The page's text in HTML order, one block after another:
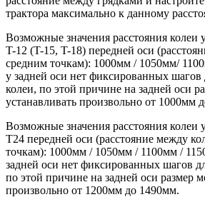
трактора максимально к данному
Возможные значения расстояния колеи
T-12 (T-15, T-18) передней оси
средним точкам): 1000мм / 1050мм/
у задней оси нет фиксированных шагов
колеи, по этой причине на задней оси
устанавливать произвольно от 1000мм
Возможные значения расстояния колеи
Т24 передней оси (расстояние между
точкам): 1000мм / 1050мм / 1100мм /
задней оси нет фиксированных шагов
по этой причине на задней оси размер
произвольно от 1200мм до 1490мм.